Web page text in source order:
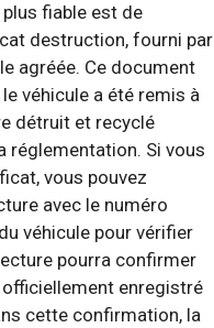
fiable est de
destruction, fourni par
agréée. Ce document
véhicule a été remis à
détruit et recyclé
réglementation. Si vous
vous pouvez
avec le numéro
véhicule pour vérifier
pourra confirmer
enregistré
cette confirmation, la